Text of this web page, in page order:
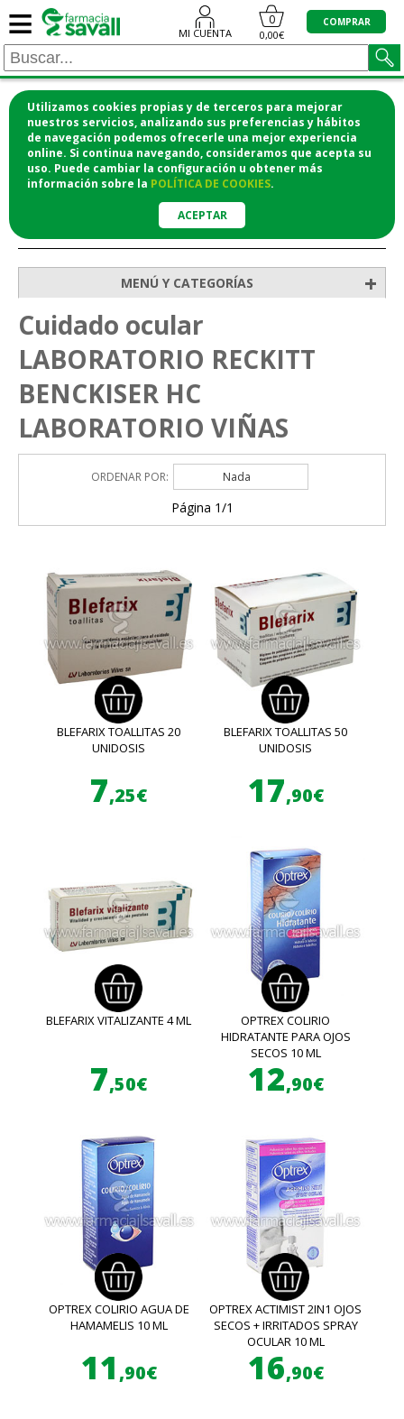
Utilizamos cookies propias y de terceros para mejorar
nuestros servicios, analizando sus preferencias y hábitos
de navegación podemos ofrecerle una mejor experiencia
online. Si continua navegando, consideramos que acepta su
uso. Puede cambiar la configuración u obtener más
información sobre la POLÍTICA DE COOKIES.
ACEPTAR
≡ MI CUENTA
0
0,00€
COMPRAR
¡COMPRA CÓMODAMENTE DESDE CASA Y RECOGE
EN LA FARMACIA!
o si lo prefieres te lo mandamos a casa
Higiene y cosmética>Cuidado ocular
MENÚ Y CATEGORÍAS +
Cuidado ocular
LABORATORIO RECKITT
BENCKISER HC
LABORATORIO VIÑAS
ORDENAR POR: Nada
Página 1/1
BLEFARIX TOALLITAS 20
UNIDOSIS
7,25€
BLEFARIX TOALLITAS 50
UNIDOSIS
17,90€
BLEFARIX VITALIZANTE 4 ML
7,50€
OPTREX COLIRIO
HIDRATANTE PARA OJOS
SECOS 10 ML
12,90€
OPTREX COLIRIO AGUA DE
HAMAMELIS 10 ML
11 ,90€
OPTREX ACTIMIST 2IN1 OJOS
SECOS + IRRITADOS SPRAY
OCULAR 10 ML
16,90€